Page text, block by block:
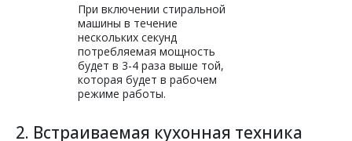
При включении стиральной
машины в течение
нескольких секунд
потребляемая мощность
будет в 3-4 раза выше той,
которая будет в рабочем
режиме работы.
2. Встраиваемая кухонная техника